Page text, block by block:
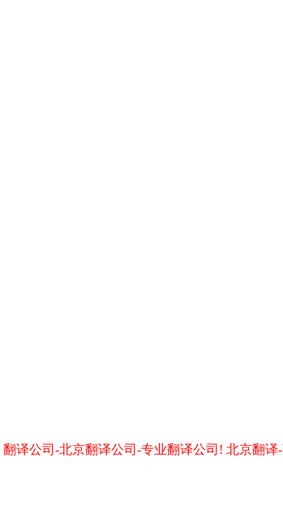
翻译公司-北京翻译公司-专业翻译公司! 北京翻